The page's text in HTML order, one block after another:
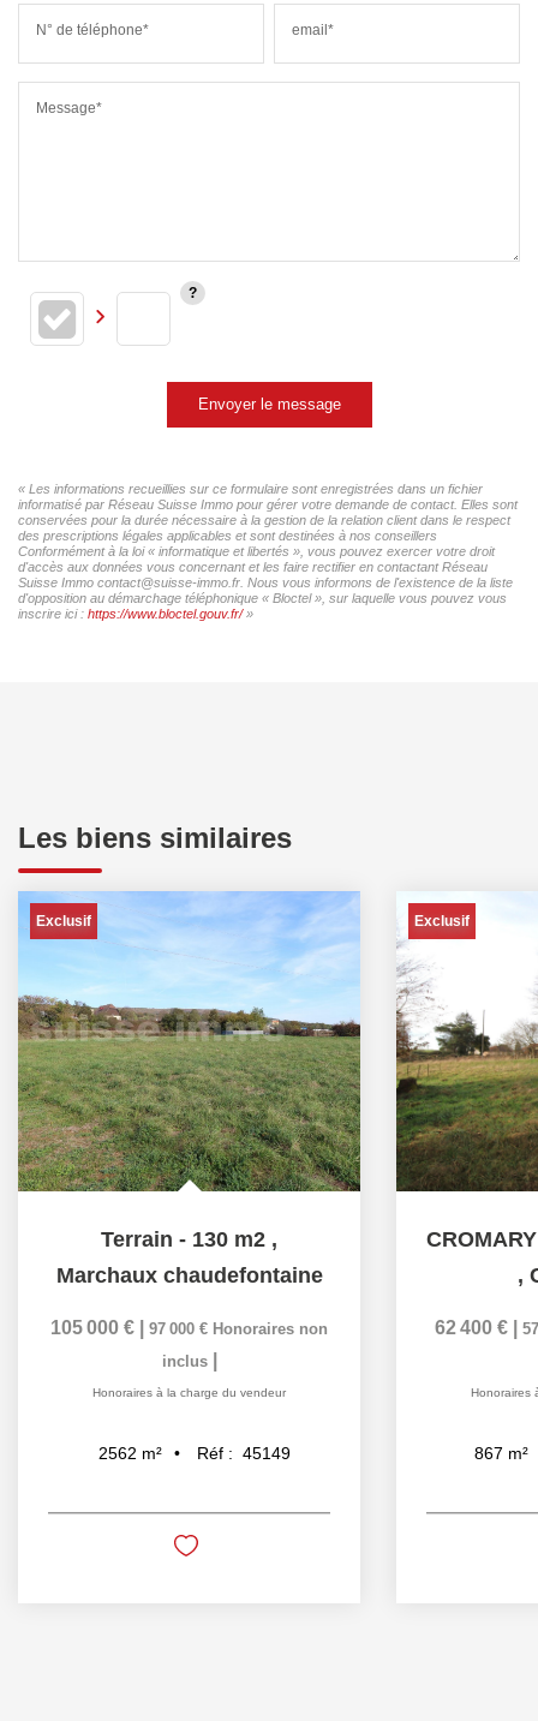
N° de téléphone* email*
Message*
Envoyer le message
« Les informations recueillies sur ce formulaire sont enregistrées dans un fichier
informatisé par Réseau Suisse Immo pour gérer votre demande de contact. Elles sont
conservées pour la durée nécessaire à la gestion de la relation client dans le respect
des prescriptions légales applicables et sont destinées à nos conseillers
Conformément à la loi « informatique et libertés », vous pouvez exercer votre droit
d'accès aux données vous concernant et les faire rectifier en contactant Réseau
Suisse Immo contact@suisse-immo.fr. Nous vous informons de l'existence de la liste
d'opposition au démarchage téléphonique « Bloctel », sur laquelle vous pouvez vous
inscrire ici : https://www.bloctel.gouv.fr/»
Les biens similaires
Exclusif
Terrain - 130 m2 ,
Marchaux chaudefontaine
105 000 € 97 000 € Honoraires non
inclus
Honoraires à la charge du vendeur
2562 m² Réf : 45149
Exclusif
,
62 400 €
Honoraires
867 m²